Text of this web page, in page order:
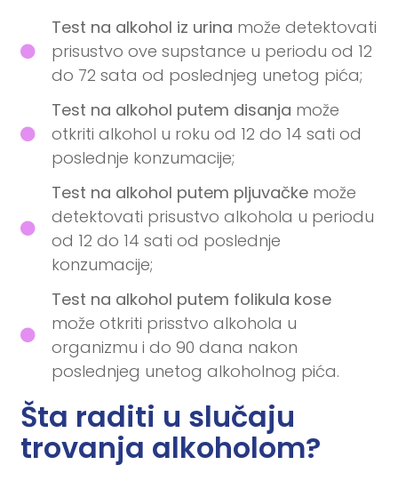
Test na alkohol iz urina može detektovati
prisustvo ove supstance u periodu od 12
do 72 sata od poslednjeg unetog pića;
Test na alkohol putem disanja može
otkriti alkohol u roku od 12 do 14 sati od
poslednje konzumacije;
Test na alkohol putem pljuvačkemože
detektovati prisustvo alkohola u periodu
od 12 do 14 sati od poslednje
konzumacije;
Test na alkohol putem folikula kose
može otkriti prisstvo alkohola u
organizmu i do 90 dana nakon
poslednjeg unetog alkoholnog pića.
Šta raditi u slučaju
trovanja alkoholom?